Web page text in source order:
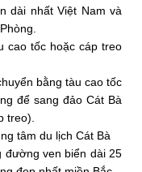
dài nhất Việt Nam và
cao tốc hoặc cáp treo
bằng tàu cao tốc
để sang đảo Cát Bà
treo).
tâm du lịch Cát Bà
đường ven biển dài 25